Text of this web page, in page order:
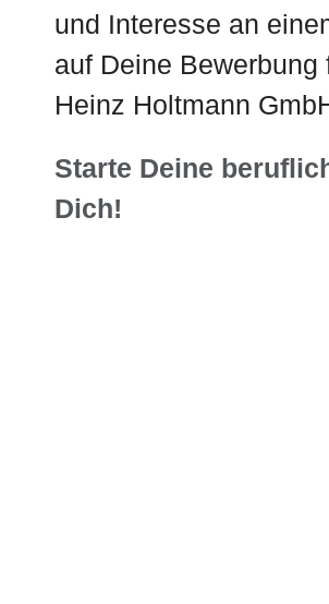
und Interesse an
auf Deine
Heinz Holtmann
Starte Deine
Dich!